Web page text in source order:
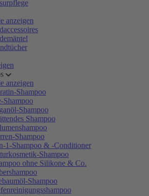
anzeigen
anzeigen
Shampoo
Shampoo
Shampoo
Shampoo
Shampoo
1-Shampoo & -Conditioner
Shampoo
ohne Silikone & Co.
Shampoo